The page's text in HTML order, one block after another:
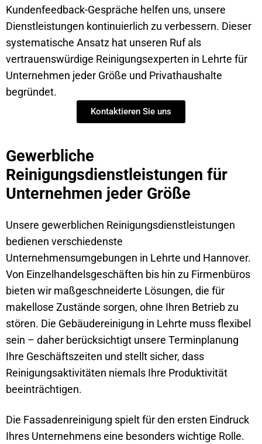
Kundenfeedback-Gespräche helfen uns, unsere
Dienstleistungen kontinuierlich zu verbessern. Dieser
systematische Ansatz hat unseren Ruf als
vertrauenswürdige Reinigungsexperten in Lehrte für
Unternehmen jeder Größe und Privathaushalte
begründet.
Kontaktieren Sie uns
Gewerbliche
Reinigungsdienstleistungen für
Unternehmen jeder Größe
Unsere gewerblichen Reinigungsdienstleistungen
bedienen verschiedenste
Unternehmensumgebungen in Lehrte und Hannover.
Von Einzelhandelsgeschäften bis hin zu Firmenbüros
bieten wir maßgeschneiderte Lösungen, die für
makellose Zustände sorgen, ohne Ihren Betrieb zu
stören. Die Gebäudereinigung in Lehrte muss flexibel
sein – daher berücksichtigt unsere Terminplanung
Ihre Geschäftszeiten und stellt sicher, dass
Reinigungsaktivitäten niemals Ihre Produktivität
beeinträchtigen.
Die Fassadenreinigung spielt für den ersten Eindruck
Ihres Unternehmens eine besonders wichtige Rolle.